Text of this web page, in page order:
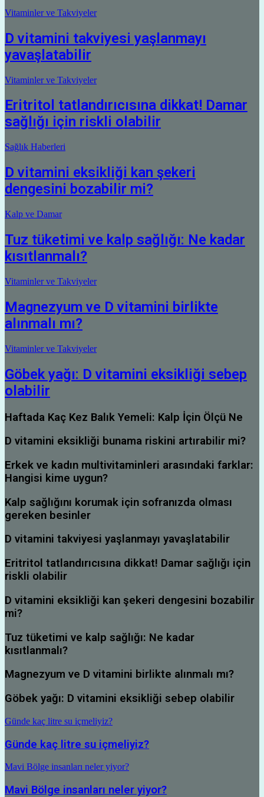
Vitaminler ve Takviyeler
D vitamini takviyesi yaşlanmayı
yavaşlatabilir
Vitaminler ve Takviyeler
Eritritol tatlandırıcısına dikkat! Damar
sağlığı için riskli olabilir
Sağlık Haberleri
D vitamini eksikliği kan şekeri
dengesini bozabilir mi?
Kalp ve Damar
Tuz tüketimi ve kalp sağlığı: Ne kadar
kısıtlanmalı?
Vitaminler ve Takviyeler
Magnezyum ve D vitamini birlikte
alınmalı mı?
Vitaminler ve Takviyeler
Göbek yağı: D vitamini eksikliği sebep
olabilir
Haftada Kaç Kez Balık Yemeli: Kalp İçin Ölçü Ne
D vitamini eksikliği bunama riskini artırabilir mi?
Erkek ve kadın multivitaminleri arasındaki farklar:
Hangisi kime uygun?
Kalp sağlığını korumak için sofranızda olması
gereken besinler
D vitamini takviyesi yaşlanmayı yavaşlatabilir
Eritritol tatlandırıcısına dikkat! Damar sağlığı için
riskli olabilir
D vitamini eksikliği kan şekeri dengesini bozabilir
mi?
Tuz tüketimi ve kalp sağlığı: Ne kadar
kısıtlanmalı?
Magnezyum ve D vitamini birlikte alınmalı mı?
Göbek yağı: D vitamini eksikliği sebep olabilir
Günde kaç litre su içmeliyiz?
Günde kaç litre su içmeliyiz?
Mavi Bölge insanları neler yiyor?
Mavi Bölge insanları neler yiyor?